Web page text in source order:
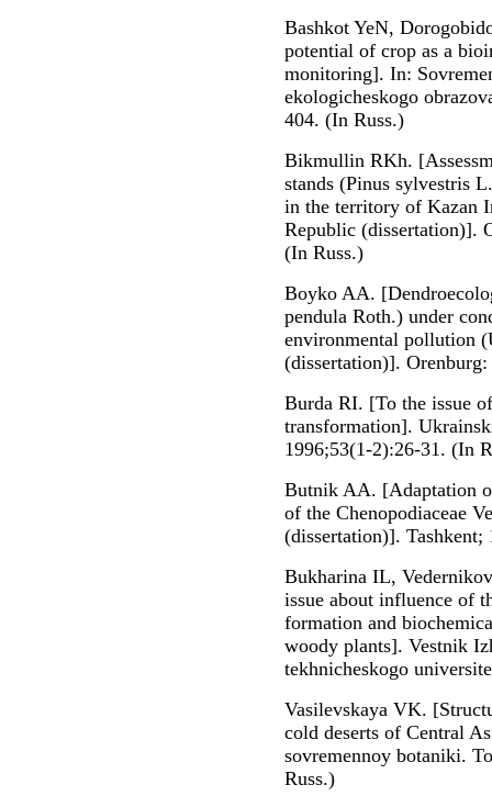
Bashkot YeN,
potential of crop as a
monitoring]. In:
ekologicheskogo
404. (In Russ.)
Bikmullin RKh.
stands (Pinus sylvestris
in the territory of Kazan
Republic (dissertation)].
(In Russ.)
Boyko AA.
pendula Roth.) under
environmental pollution
(dissertation)].
Burda RI. [To the issue
transformation].
1996;53(1-2):26-31. (In
Butnik AA. [Adaptation
of the Chenopodiaceae
(dissertation)]. Tashkent;
Bukharina IL,
issue about influence of
formation and
woody plants]. Vestnik
tekhnicheskogo
Vasilevskaya VK.
cold deserts of Central
sovremennoy botaniki.
Russ.)